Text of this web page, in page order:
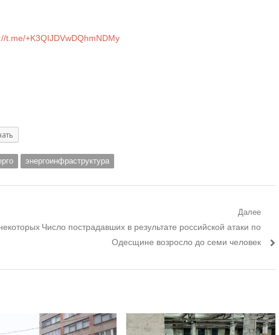
t.me/+K3QIJDVwDQhmNDMy
энергоинфраструктура
Далее
Следующий
Число пострадавших в результате российской атаки по
Одесщине возросло до семи человек